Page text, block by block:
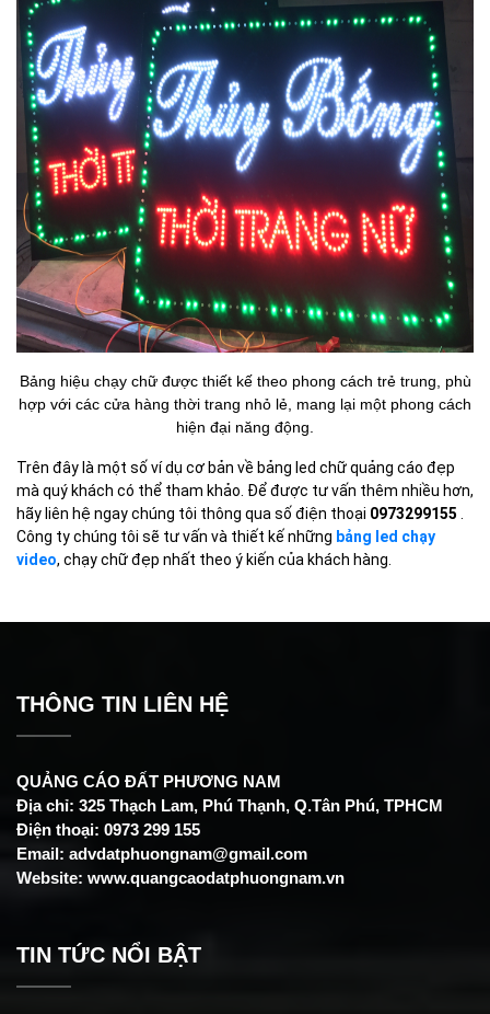
Bảng hiệu chạy chữ được thiết kế theo phong cách trẻ trung, phù
hợp với các cửa hàng thời trang nhỏ lẻ, mang lại một phong cách
hiện đại năng động.
Trên đây là một số ví dụ cơ bản về bảng led chữ quảng cáo đẹp
mà quý khách có thể tham khảo. Để được tư vấn thêm nhiều hơn,
hãy liên hệ ngay chúng tôi thông qua số điện thoại 0973299155
Công ty chúng tôi sẽ tư vấn và thiết kế những bảng led chạy
video, chạy chữ đẹp nhất theo ý kiến của khách hàng.
THÔNG TIN LIÊN HỆ
QUẢNG CÁO ĐẤT PHƯƠNG NAM
Địa chỉ: 325 Thạch Lam, Phú Thạnh, Q.Tân Phú, TPHCM
Điện thoại: 0973 299 155
Email: advdatphuongnam@gmail.com
Website: www.quangcaodatphuongnam.vn
TIN TỨC NỔI BẬT